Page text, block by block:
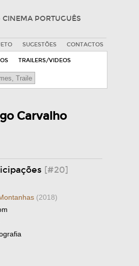
CINEMA PORTUGUÊS
SUGESTÕES CONTACTOS
TRAILERS/VIDEOS
Carvalho
[#20]
(2018)